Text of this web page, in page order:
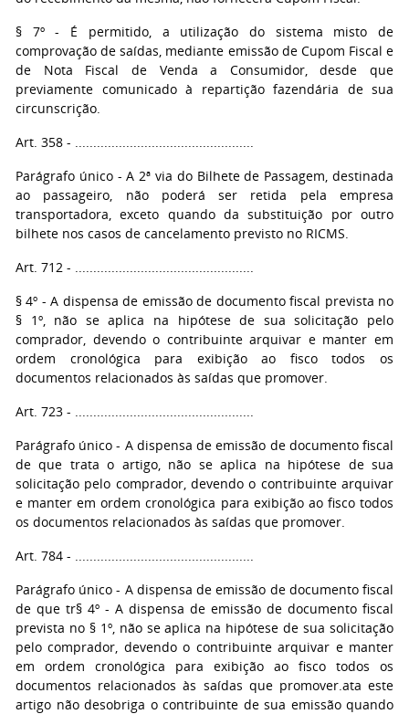
§ 7º - É permitido, a utilização do sistema misto de
comprovação de saídas, mediante emissão de Cupom Fiscal e
de Nota Fiscal de Venda a Consumidor, desde que
previamente comunicado à repartição fazendária de sua
circunscrição.
Art. 358 - .................................................
Parágrafo único - A 2ª via do Bilhete de Passagem, destinada
ao passageiro, não poderá ser retida pela empresa
transportadora, exceto quando da substituição por outro
bilhete nos casos de cancelamento previsto no RICMS.
Art. 712 - .................................................
§ 4º - A dispensa de emissão de documento fiscal prevista no
§ 1º, não se aplica na hipótese de sua solicitação pelo
comprador, devendo o contribuinte arquivar e manter em
ordem cronológica para exibição ao fisco todos os
documentos relacionados às saídas que promover.
Art. 723 - .................................................
Parágrafo único - A dispensa de emissão de documento fiscal
de que trata o artigo, não se aplica na hipótese de sua
solicitação pelo comprador, devendo o contribuinte arquivar
e manter em ordem cronológica para exibição ao fisco todos
os documentos relacionados às saídas que promover.
Art. 784 - .................................................
Parágrafo único - A dispensa de emissão de documento fiscal
de que tr§ 4º - A dispensa de emissão de documento fiscal
prevista no § 1º, não se aplica na hipótese de sua solicitação
pelo comprador, devendo o contribuinte arquivar e manter
em ordem cronológica para exibição ao fisco todos os
documentos relacionados às saídas que promover.ata este
artigo não desobriga o contribuinte de sua emissão quando